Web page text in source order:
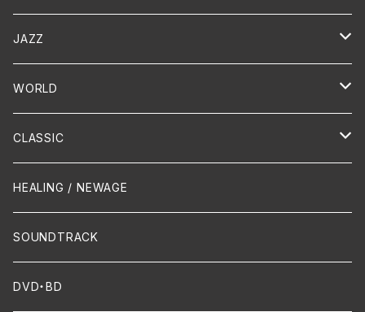
演歌 / 歌謡曲
PUNK/HARDCORE
Hip-Hop/Dancehall Reggae
Oldies
HR/HM
JAZZ
Vocal
Piano
Crossover / Fusion
Dixie / New Orleans
FUNK
WORLD
HAWAIIAN
Chanson
CLASSIC
Piano
Flute
Violin
HEALING / NEWAGE
SOUNDTRACK
DVD・BD